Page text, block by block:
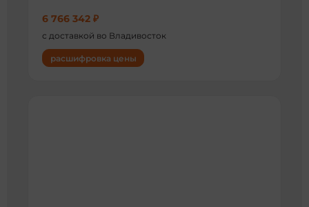
6 766 342 ₽
с доставкой во Владивосток
расшифровка цены